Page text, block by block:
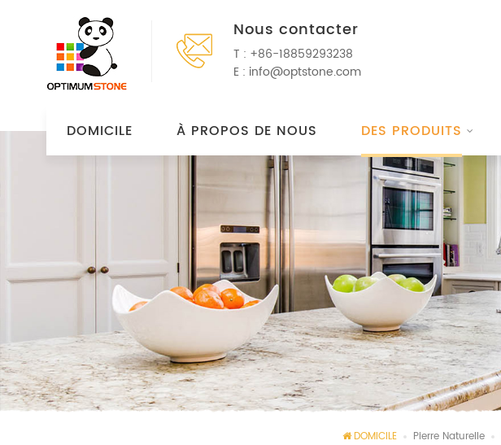
Nous contacter
T : +86-18859293238
E : info@optstone.com
DOMICILE À PROPOS DE NOUS DES PRODUITS
DOMICILE Pierre Naturelle